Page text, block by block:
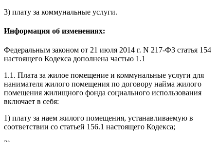
3) плату за коммунальные услуги.
Информация об изменениях:
Федеральным законом от 21 июля 2014 г. N 217-ФЗ статья 154
настоящего Кодекса дополнена частью 1.1
1.1. Плата за жилое помещение и коммунальные услуги для
нанимателя жилого помещения по договору найма жилого
помещения жилищного фонда социального использования
включает в себя:
1) плату за наем жилого помещения, устанавливаемую в
соответствии со статьей 156.1 настоящего Кодекса;